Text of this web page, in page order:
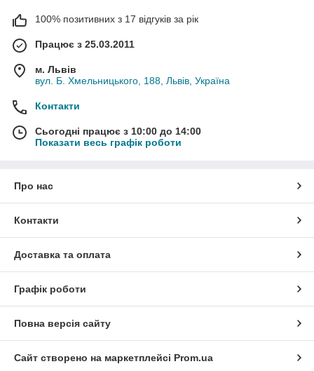
100% позитивних з 17 відгуків за рік
Працює з 25.03.2011
м. Львів
вул. Б. Хмельницького, 188, Львів, Україна
Контакти
Сьогодні працює з 10:00 до 14:00
Показати весь графік роботи
Про нас
Контакти
Доставка та оплата
Графік роботи
Повна версія сайту
Сайт створено на маркетплейсі Prom.ua